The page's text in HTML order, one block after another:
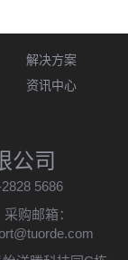
解决方案
资讯中心
公司
5686
采购邮箱：